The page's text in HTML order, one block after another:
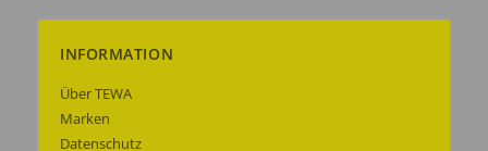
INFORMATION
Über TEWA
Marken
Datenschutz